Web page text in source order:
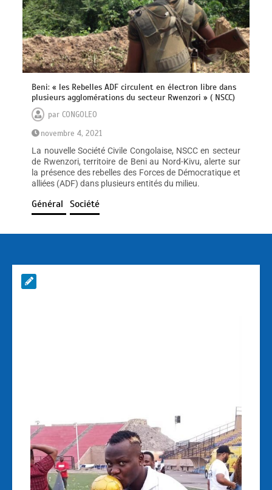
Beni: « les Rebelles ADF circulent en électron libre dans
plusieurs agglomérations du secteur Rwenzori » ( NSCC)
parCONGOLEO
novembre 4, 2021
La nouvelle Société Civile Congolaise, NSCC en secteur
de Rwenzori, territoire de Beni au Nord-Kivu, alerte sur
la présence des rebelles des Forces de Démocratique et
alliées (ADF) dans plusieurs entités du milieu.
Général Société